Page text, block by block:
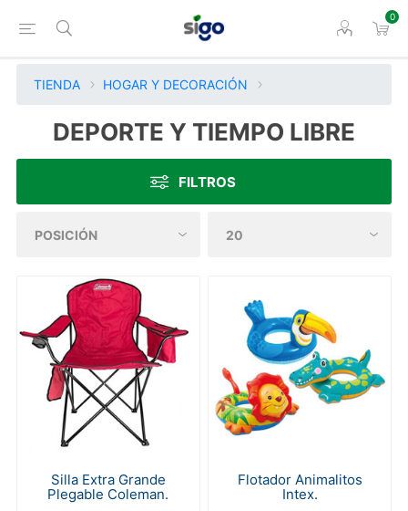
0
TIENDA HOGAR Y DECORACIÓN
DEPORTE Y TIEMPO LIBRE
FILTROS
Silla Extra Grande
Plegable Coleman.
Flotador Animalitos
Intex.